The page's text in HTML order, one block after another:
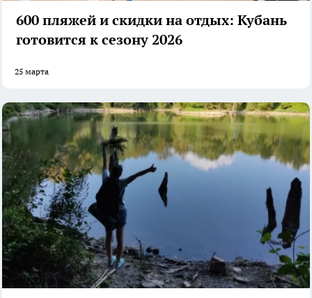
600 пляжей и скидки на отдых: Кубань
готовится к сезону 2026
25 марта